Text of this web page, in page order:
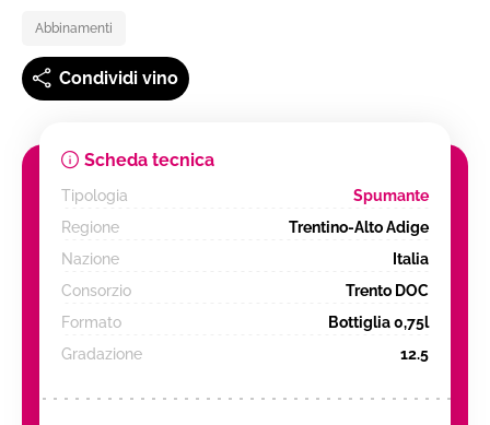
Abbinamenti
Condividi vino
Scheda tecnica
Tipologia
Spumante
Regione
Trentino-Alto Adige
Nazione
Italia
Consorzio
Trento DOC
Formato
Bottiglia 0,75l
Gradazione
12.5